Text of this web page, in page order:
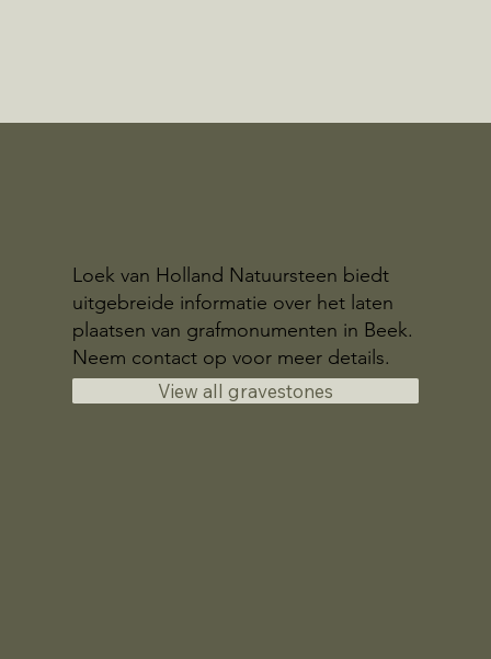
Loek van Holland Natuursteen biedt
uitgebreide informatie over het laten
plaatsen van grafmonumenten in Beek.
Neem contact op voor meer details.
View all gravestones